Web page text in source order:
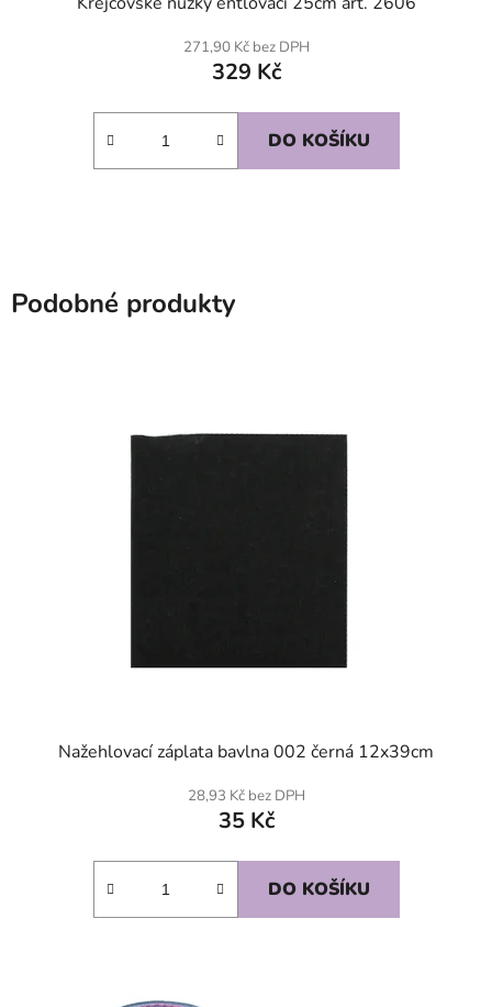
271,90 Kč bez DPH
329 Kč
DO KOŠÍKU
Podobné produkty
Nažehlovací záplata bavlna 002 černá 12x39cm
28,93 Kč bez DPH
35 Kč
DO KOŠÍKU